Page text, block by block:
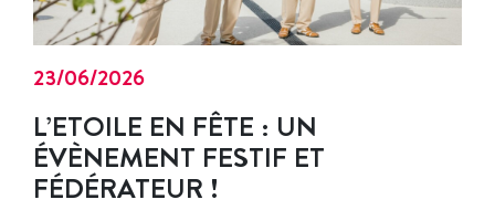
23/06/2026
L’ETOILE EN FÊTE : UN
ÉVÈNEMENT FESTIF ET
FÉDÉRATEUR !